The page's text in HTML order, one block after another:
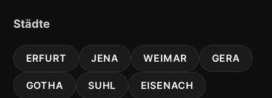
Städte
ERFURT JENA WEIMAR GERA
GOTHA SUHL EISENACH